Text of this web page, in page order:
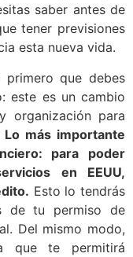
saber antes de
tener previsiones
esta nueva vida.
que debes
este es un cambio
organización para
Lo más importante
para poder
en EEUU,
Esto lo tendrás
de tu permiso de
Del mismo modo,
que te permitirá